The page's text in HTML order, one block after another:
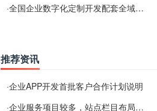
·全国企业数字化定制开发配套全域搜索优化服务
推荐资讯
·企业APP开发首批客户合作计划说明
·企业服务项目较多，站点栏目布局规划参考思路